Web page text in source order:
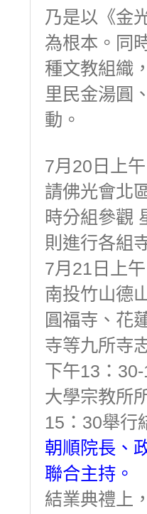
乃是以《金
為根本。同
種文教組織
里民金湯圓
動。
7月20日上
請佛光會北
時分組參觀
則進行各組
7月21日上
南投竹山德
圓福寺、花
寺等九所寺
下午13：
大學宗教所
15：30舉行
朝順院長、
聯合主持。
結業典禮上